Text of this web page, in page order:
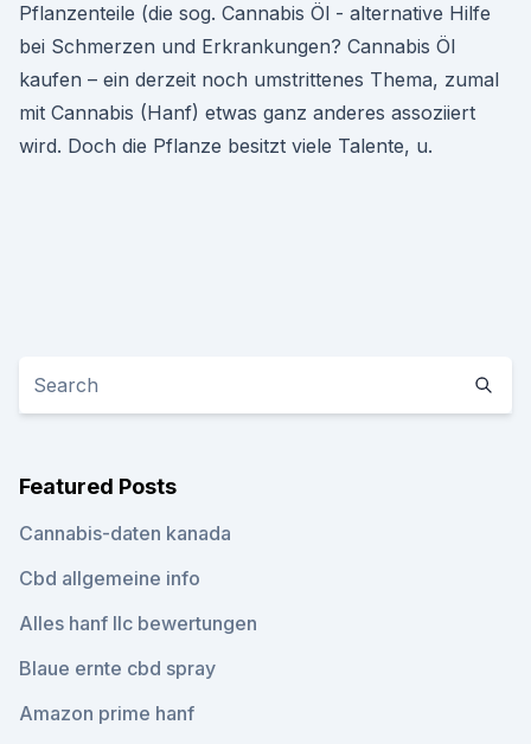
Pflanzenteile (die sog. Cannabis Öl - alternative Hilfe
bei Schmerzen und Erkrankungen? Cannabis Öl
kaufen – ein derzeit noch umstrittenes Thema, zumal
mit Cannabis (Hanf) etwas ganz anderes assoziiert
wird. Doch die Pflanze besitzt viele Talente, u.
Featured Posts
Cannabis-daten kanada
Cbd allgemeine info
Alles hanf llc bewertungen
Blaue ernte cbd spray
Amazon prime hanf